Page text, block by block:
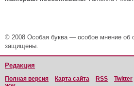
© 2008 Особая буква — особое мнение об
защищены.
Редакция
Полная версия Карта сайта RSS Twitter